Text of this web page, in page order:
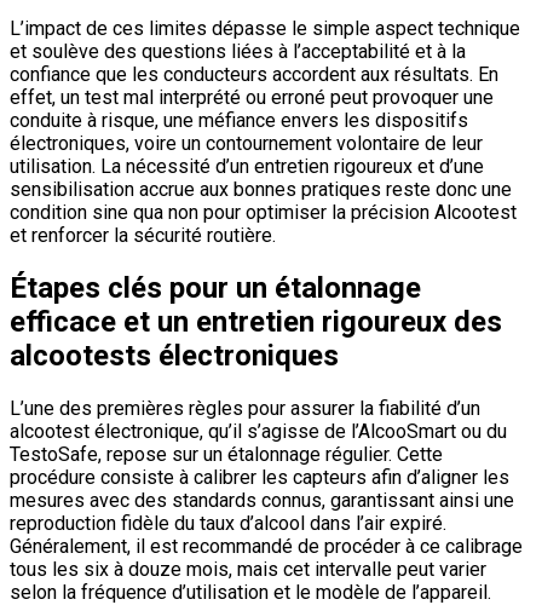
L’impact de ces limites dépasse le simple aspect technique
et soulève des questions liées à l’acceptabilité et à la
confiance que les conducteurs accordent aux résultats. En
effet, un test mal interprété ou erroné peut provoquer une
conduite à risque, une méfiance envers les dispositifs
électroniques, voire un contournement volontaire de leur
utilisation. La nécessité d’un entretien rigoureux et d’une
sensibilisation accrue aux bonnes pratiques reste donc une
condition sine qua non pour optimiser la précision Alcootest
et renforcer la sécurité routière.
Étapes clés pour un étalonnage
efficace et un entretien rigoureux des
alcootests électroniques
L’une des premières règles pour assurer la fiabilité d’un
alcootest électronique, qu’il s’agisse de l’AlcooSmart ou du
TestoSafe, repose sur un étalonnage régulier. Cette
procédure consiste à calibrer les capteurs afin d’aligner les
mesures avec des standards connus, garantissant ainsi une
reproduction fidèle du taux d’alcool dans l’air expiré.
Généralement, il est recommandé de procéder à ce calibrage
tous les six à douze mois, mais cet intervalle peut varier
selon la fréquence d’utilisation et le modèle de l’appareil.